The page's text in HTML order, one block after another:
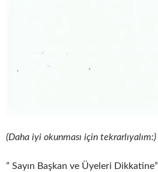
(Daha iyi okunması için tekrarlıyalım:)
” Sayın Başkan ve Üyeleri Dikkatine”